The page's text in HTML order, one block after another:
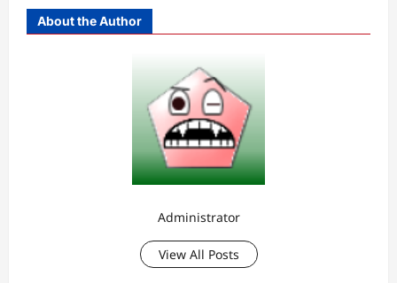
About the Author
Administrator
View All Posts